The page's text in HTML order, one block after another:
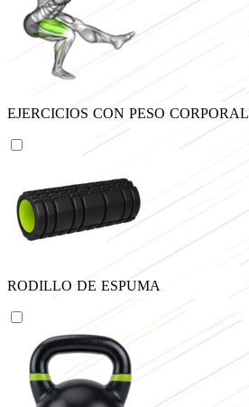
EJERCICIOS CON PESO CORPORAL
RODILLO DE ESPUMA